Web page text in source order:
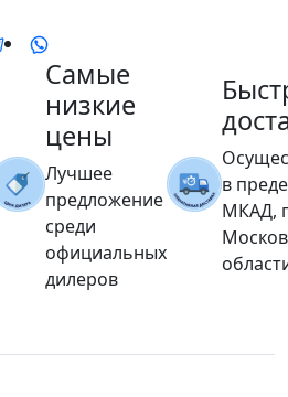
Самые
низкие
цены
Лучшее
предложение
среди
официальных
дилеров
в
МКАД,